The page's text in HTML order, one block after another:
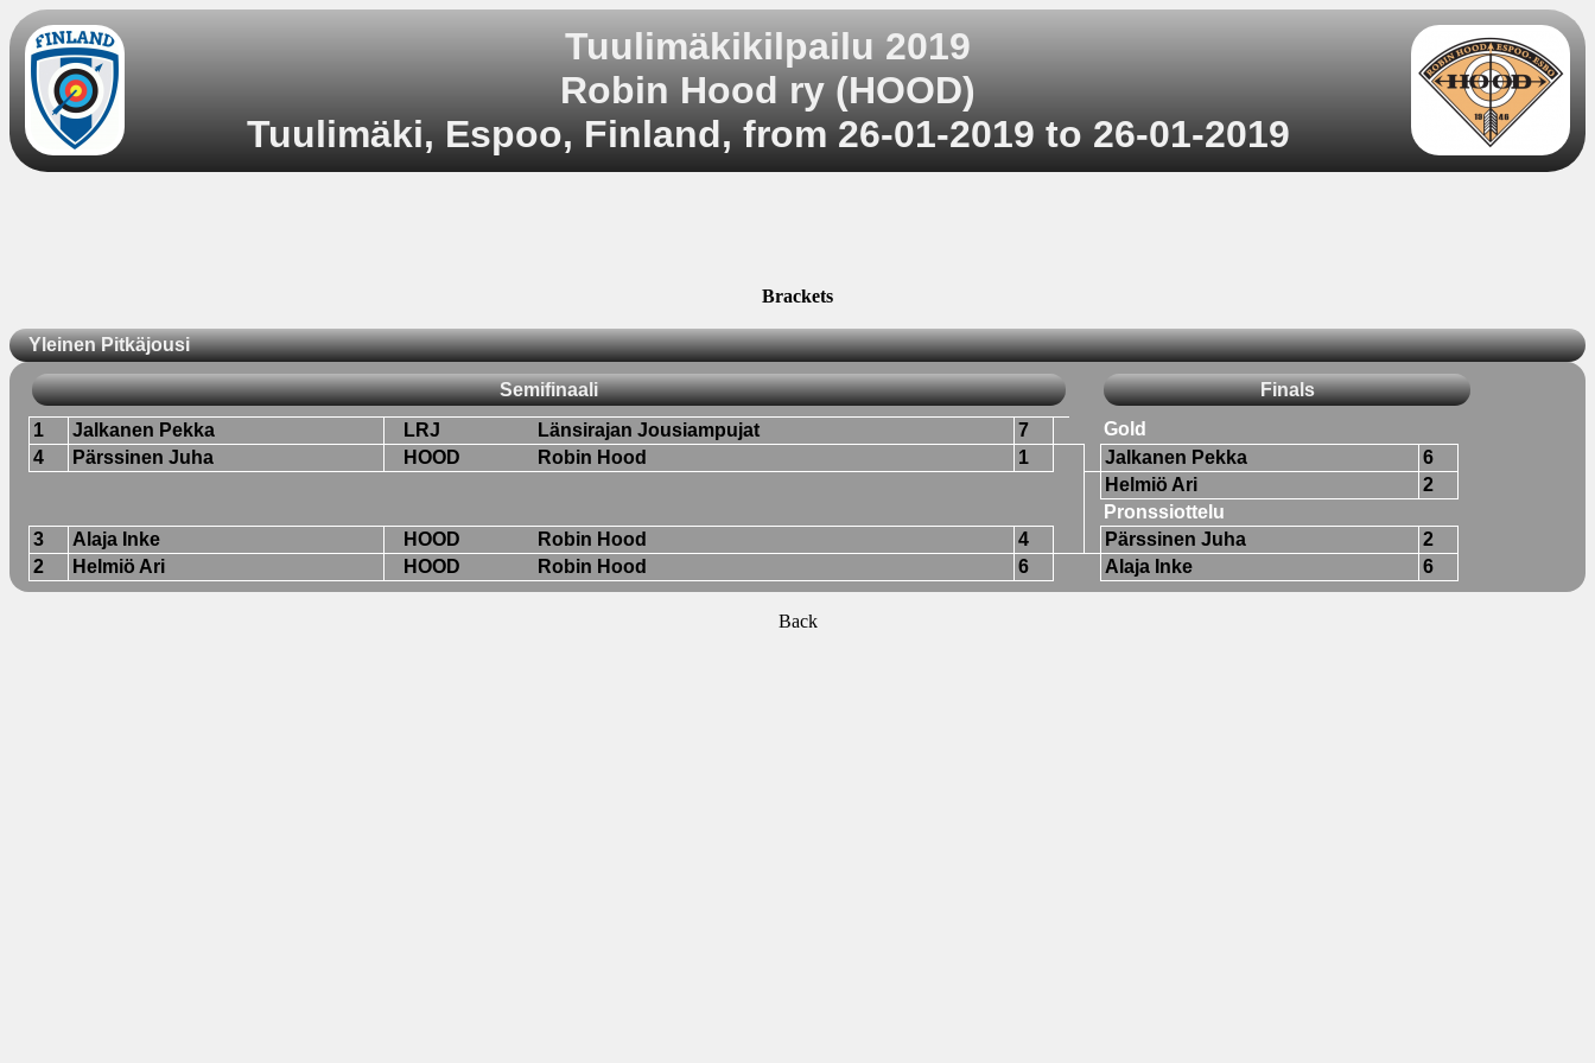
Tuulimäkikilpailu 2019
Robin Hood ry (HOOD)
Tuulimäki, Espoo, Finland, from 26-01-2019 to 26-01-2019
Brackets
Yleinen Pitkäjousi
Semifinaali Finals
1 Jalkanen Pekka LRJ Länsirajan Jousiampujat 7
Gold
4
Pärssinen Juha HOOD Robin Hood 1 Jalkanen Pekka
6
Helmiö Ari
2
Pronssiottelu
3
Alaja Inke HOOD Robin Hood 4 Pärssinen Juha
2
2
Helmiö Ari HOOD Robin Hood 6 Alaja Inke 6
Back